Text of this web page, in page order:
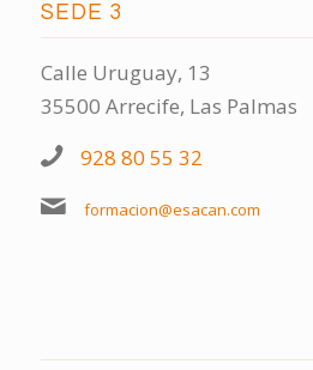
SEDE 3
Calle Uruguay, 13
35500 Arrecife, Las Palmas
928 80 55 32
formacion@esacan.com